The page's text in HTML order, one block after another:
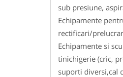
sub presiune,
Echipamente
rectificari/
Echipamente si
tinichigerie (cric,
suporti diversi,cal